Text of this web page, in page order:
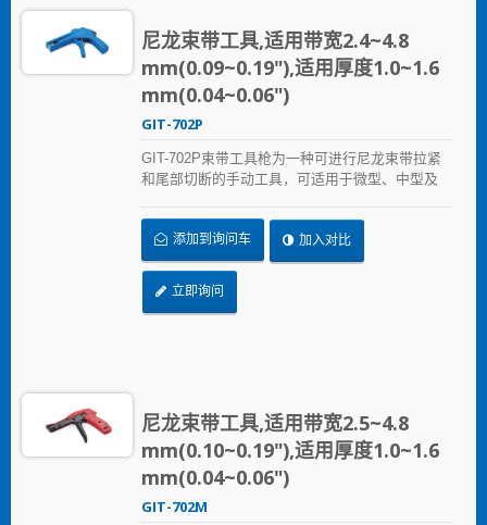
尼龙束带工具,适用带宽2.4~4.8
mm(0.09~0.19"),适用厚度1.0~1.6
mm(0.04~0.06")
GIT-702P
GIT-702P束带工具枪为一种可进行尼龙束带拉紧
和尾部切断的手动工具，可适用于微型、中型及
后仍维持一致的强度，并可透过旋钮进行拉伸强
度调整。其枪型的外观设计可便于于空间受限的
环境进行使用。 允许拉伸强度从18到50磅的张
力。
添加到询问车 加入对比
立即询问
尼龙束带工具,适用带宽2.5~4.8
mm(0.10~0.19"),适用厚度1.0~1.6
mm(0.04~0.06")
GIT-702M